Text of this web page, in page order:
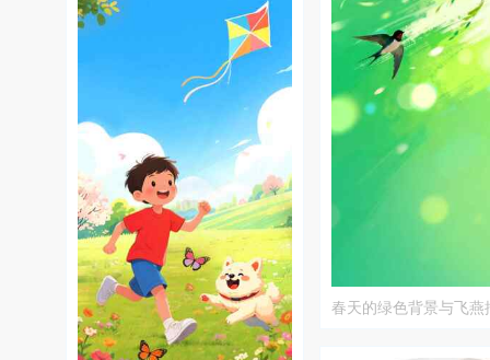
春天的绿色背景与飞燕